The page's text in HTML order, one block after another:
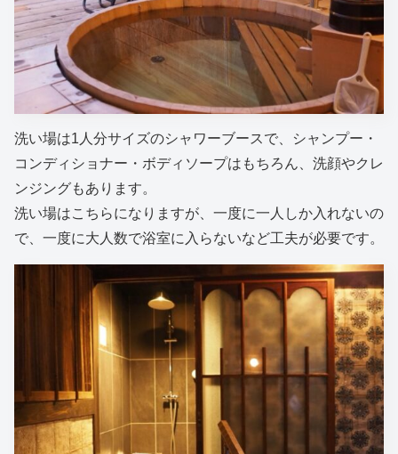
洗い場は1人分サイズのシャワーブースで、シャンプー・
コンディショナー・ボディソープはもちろん、洗顔やクレ
ンジングもあります。
洗い場はこちらになりますが、一度に一人しか入れないの
で、一度に大人数で浴室に入らないなど工夫が必要です。